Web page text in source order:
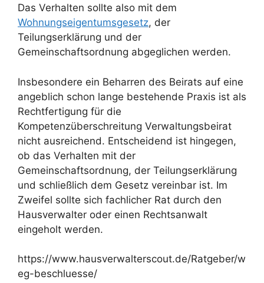
Das Verhalten sollte also mit dem
Wohnungseigentumsgesetz, der
Teilungserklärung und der
Gemeinschaftsordnung abgeglichen werden.
Insbesondere ein Beharren des Beirats auf eine
angeblich schon lange bestehende Praxis ist als
Rechtfertigung für die
Kompetenzüberschreitung Verwaltungsbeirat
nicht ausreichend. Entscheidend ist hingegen,
ob das Verhalten mit der
Gemeinschaftsordnung, der Teilungserklärung
und schließlich dem Gesetz vereinbar ist. Im
Zweifel sollte sich fachlicher Rat durch den
Hausverwalter oder einen Rechtsanwalt
eingeholt werden.
https://www.hausverwalterscout.de/Ratgeber/w
eg-beschluesse/